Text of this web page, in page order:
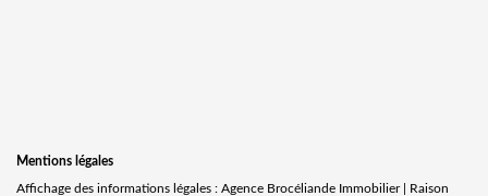
Mentions légales
Affichage des informations légales : Agence Brocéliande Immobilier | Raison